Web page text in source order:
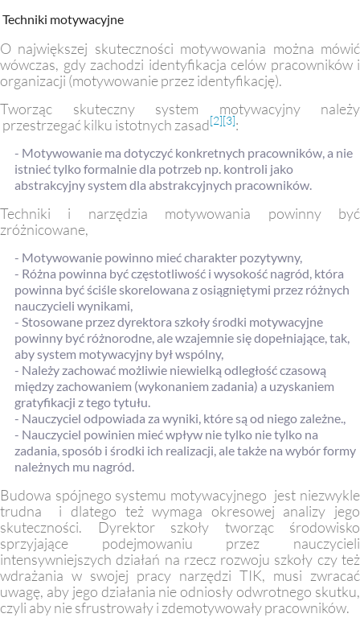
Techniki motywacyjne
O największej skuteczności motywowania można mówić
wówczas, gdy zachodzi identyfikacja celów pracowników i
organizacji (motywowanie przez identyfikację).
Tworząc skuteczny system motywacyjny należy
przestrzegać kilku istotnych zasad[2][3]:
- Motywowanie ma dotyczyć konkretnych pracowników, a nie
istnieć tylko formalnie dla potrzeb np. kontroli jako
abstrakcyjny system dla abstrakcyjnych pracowników.
Techniki i narzędzia motywowania powinny być
zróżnicowane,
- Motywowanie powinno mieć charakter pozytywny,
- Różna powinna być częstotliwość i wysokość nagród, która
powinna być ściśle skorelowana z osiągniętymi przez różnych
nauczycieli wynikami,
- Stosowane przez dyrektora szkoły środki motywacyjne
powinny być różnorodne, ale wzajemnie się dopełniające, tak,
aby system motywacyjny był wspólny,
- Należy zachować możliwie niewielką odległość czasową
między zachowaniem (wykonaniem zadania) a uzyskaniem
gratyfikacji z tego tytułu.
- Nauczyciel odpowiada za wyniki, które są od niego zależne.,
- Nauczyciel powinien mieć wpływ nie tylko nie tylko na
zadania, sposób i środki ich realizacji, ale także na wybór formy
należnych mu nagród.
Budowa spójnego systemu motywacyjnego jest niezwykle
trudna i dlatego też wymaga okresowej analizy jego
skuteczności. Dyrektor szkoły tworząc środowisko
sprzyjające podejmowaniu przez nauczycieli
intensywniejszych działań na rzecz rozwoju szkoły czy też
wdrażania w swojej pracy narzędzi TIK, musi zwracać
uwagę, aby jego działania nie odniosły odwrotnego skutku,
czyli aby nie sfrustrowały i zdemotywowały pracowników.